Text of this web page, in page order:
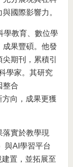
國際影響力。
學教育、數位學
成果豐碩。他發
期刊，累積引
學家。其研究
整合
方向，成果更獲
實於教學現
與AI學習平台
建置，並拓展至